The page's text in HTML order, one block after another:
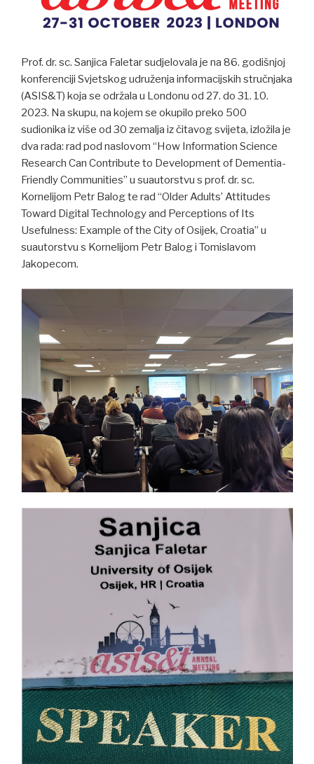
Prof. dr. sc. Sanjica Faletar sudjelovala je na 86. godišnjoj
konferenciji Svjetskog udruženja informacijskih stručnjaka
(ASIS&T) koja se održala u Londonu od 27. do 31. 10.
2023. Na skupu, na kojem se okupilo preko 500
sudionika iz više od 30 zemalja iz čitavog svijeta, izložila je
dva rada: rad pod naslovom “How Information Science
Research Can Contribute to Development of Dementia-
Friendly Communities” u suautorstvu s prof. dr. sc.
Kornelijom Petr Balog te rad “Older Adults’ Attitudes
Toward Digital Technology and Perceptions of Its
Usefulness: Example of the City of Osijek, Croatia” u
suautorstvu s Kornelijom Petr Balog i Tomislavom
Jakopecom.